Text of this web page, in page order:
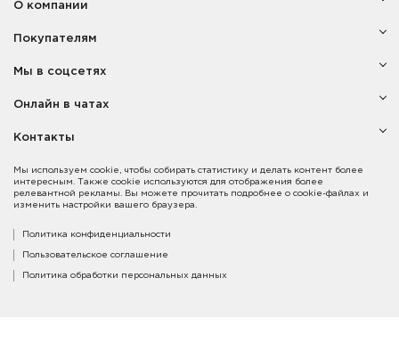
Мы используем cookie, чтобы собирать статистику и делать контент более
интересным. Также cookie используются для отображения более
релевантной рекламы. Вы можете прочитать подробнее о cookie-файлах и
изменить настройки вашего браузера.
Политика конфиденциальности
Пользовательское соглашение
Политика обработки персональных данных
Покупателям
О компании
Мы в соцсетях
Онлайн в чатах
Контакты